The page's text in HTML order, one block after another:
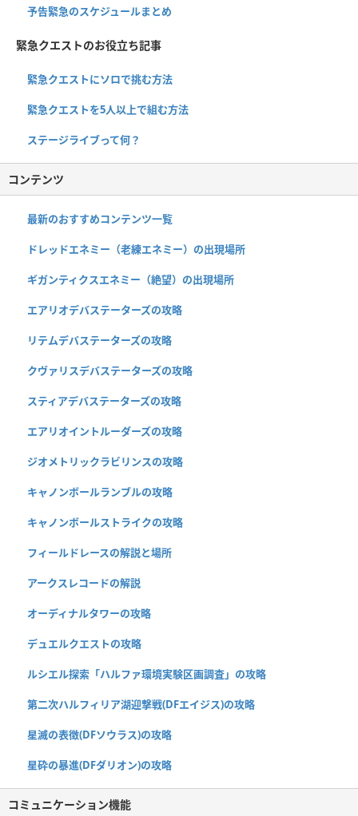
予告緊急のスケジュールまとめ
緊急クエストのお役立ち記事
緊急クエストにソロで挑む方法
緊急クエストを5人以上で組む方法
ステージライブって何？
コンテンツ
最新のおすすめコンテンツ一覧
ドレッドエネミー（老練エネミー）の出現場所
ギガンティクスエネミー（絶望）の出現場所
エアリオデバステーターズの攻略
リテムデバステーターズの攻略
クヴァリスデバステーターズの攻略
スティアデバステーターズの攻略
エアリオイントルーダーズの攻略
ジオメトリックラビリンスの攻略
キャノンボールランブルの攻略
キャノンボールストライクの攻略
フィールドレースの解説と場所
アークスレコードの解説
オーディナルタワーの攻略
デュエルクエストの攻略
ルシエル探索「ハルファ環境実験区画調査」の攻略
第二次ハルフィリア湖迎撃戦(DFエイジス)の攻略
星滅の表徴(DFソウラス)の攻略
星砕の暴進(DFダリオン)の攻略
コミュニケーション機能